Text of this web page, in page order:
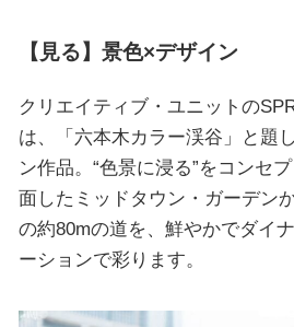
【見る】景色×デザイン
クリエイティブ・ユニットの
は、「六本木カラー渓谷」と題
ン作品。“色景に浸る”をコンセ
面したミッドタウン・ガーデン
の約80mの道を、鮮やかでダイ
ーションで彩ります。